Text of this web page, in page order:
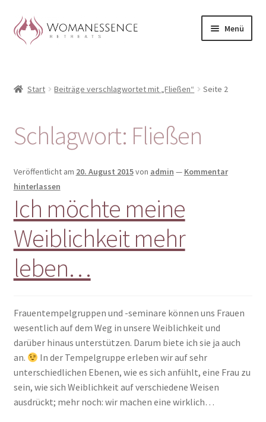
Zur
Navigation
Zum
Inhalt
Menü
Blog
Shop / Retreats im Allgäu
Woman-Circle
Erfahrungen
Warenkorb
Start Beiträge verschlagwortet mit „Fließen“ Seite 2
Schlagwort: Fließen
Veröffentlicht am 20. August 2015von admin — Kommentar
hinterlassen
Ich möchte meine
Weiblichkeit mehr
leben…
Frauentempelgruppen und -seminare können uns Frauen
wesentlich auf dem Weg in unsere Weiblichkeit und
darüber hinaus unterstützen. Darum biete ich sie ja auch
an.
In der Tempelgruppe erleben wir auf sehr
unterschiedlichen Ebenen, wie es sich anfühlt, eine Frau zu
sein, wie sich Weiblichkeit auf verschiedene Weisen
ausdrückt; mehr noch: wir machen eine wirklich…